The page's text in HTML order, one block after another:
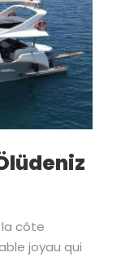
la côte
joyau qui